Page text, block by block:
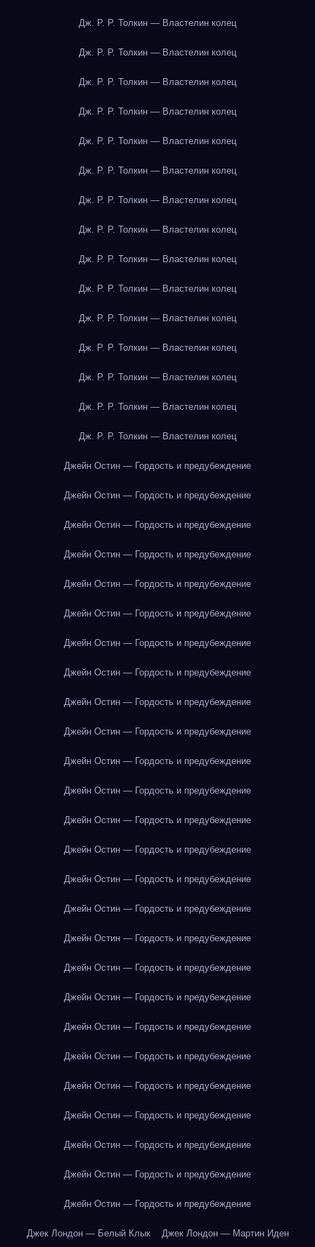
Дж. Р. Р. Толкин — Властелин колец
Дж. Р. Р. Толкин — Властелин колец
Дж. Р. Р. Толкин — Властелин колец
Дж. Р. Р. Толкин — Властелин колец
Дж. Р. Р. Толкин — Властелин колец
Дж. Р. Р. Толкин — Властелин колец
Дж. Р. Р. Толкин — Властелин колец
Дж. Р. Р. Толкин — Властелин колец
Дж. Р. Р. Толкин — Властелин колец
Дж. Р. Р. Толкин — Властелин колец
Дж. Р. Р. Толкин — Властелин колец
Дж. Р. Р. Толкин — Властелин колец
Дж. Р. Р. Толкин — Властелин колец
Дж. Р. Р. Толкин — Властелин колец
Дж. Р. Р. Толкин — Властелин колец
Джейн Остин — Гордость и предубеждение
Джейн Остин — Гордость и предубеждение
Джейн Остин — Гордость и предубеждение
Джейн Остин — Гордость и предубеждение
Джейн Остин — Гордость и предубеждение
Джейн Остин — Гордость и предубеждение
Джейн Остин — Гордость и предубеждение
Джейн Остин — Гордость и предубеждение
Джейн Остин — Гордость и предубеждение
Джейн Остин — Гордость и предубеждение
Джейн Остин — Гордость и предубеждение
Джейн Остин — Гордость и предубеждение
Джейн Остин — Гордость и предубеждение
Джейн Остин — Гордость и предубеждение
Джейн Остин — Гордость и предубеждение
Джейн Остин — Гордость и предубеждение
Джейн Остин — Гордость и предубеждение
Джейн Остин — Гордость и предубеждение
Джейн Остин — Гордость и предубеждение
Джейн Остин — Гордость и предубеждение
Джейн Остин — Гордость и предубеждение
Джейн Остин — Гордость и предубеждение
Джейн Остин — Гордость и предубеждение
Джейн Остин — Гордость и предубеждение
Джейн Остин — Гордость и предубеждение
Джейн Остин — Гордость и предубеждение
Джек Лондон — Белый Клык Джек Лондон — Мартин Иден